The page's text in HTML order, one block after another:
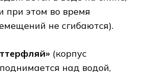
при этом во время
не сгибаются).
(корпус
над водой,